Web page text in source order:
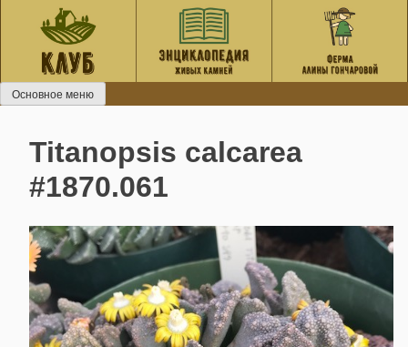
содержанию
Основное меню
Titanopsis calcarea
#1870.061